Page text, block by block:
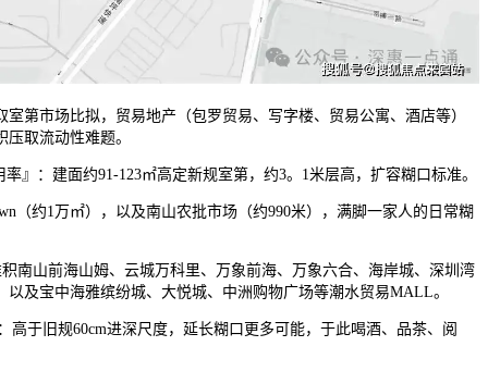
市场比拟，贸易地产（包罗贸易、写字楼、贸易公寓、酒店等）
取流动性难题。
：建面约91-123㎡高定新规室第，约3。1米层高，扩容糊口标准。
约1万㎡），以及南山农批市场（约990米），满脚一家人的日常糊
山前海山姆、云城万科里、万象前海、万象六合、海岸城、深圳湾
以及宝中海雅缤纷城、大悦城、中洲购物广场等潮水贸易MALL。
旧规60cm进深尺度，延长糊口更多可能，于此喝酒、品茶、阅